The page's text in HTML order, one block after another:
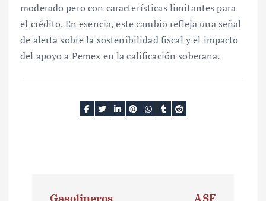
moderado pero con características limitantes para
el crédito. En esencia, este cambio refleja una señal
de alerta sobre la sostenibilidad fiscal y el impacto
del apoyo a Pemex en la calificación soberana.